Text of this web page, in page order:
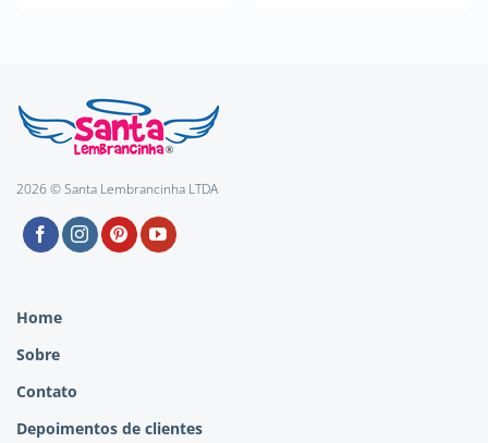
2026 © Santa Lembrancinha LTDA
Home
Sobre
Contato
Depoimentos de clientes